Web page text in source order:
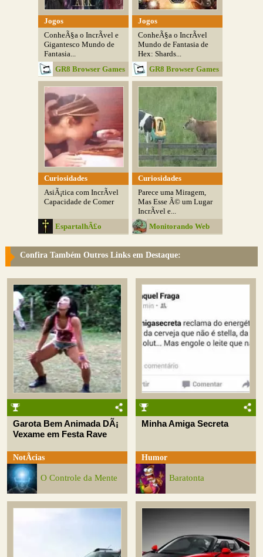
Jogos
ConheÃ§a o IncrÃ­vel e
Gigantesco Mundo de
Fantasia...
GR8 Browser Games
Jogos
ConheÃ§a o IncrÃ­vel
Mundo de Fantasia de
Hex: Shards...
GR8 Browser Games
Curiosidades
AsiÃ¡tica com IncrÃ­vel
Capacidade de Comer
EspartalhÃ£o
Curiosidades
Parece uma Miragem,
Mas Esse Ã© um Lugar
IncrÃ­vel e...
Monitorando Web
Confira Também Outros Links em Destaque:
Garota Bem Animada DÃ¡
Vexame em Festa Rave
NotÃ­cias
O Controle da Mente
Minha Amiga Secreta
Humor
Baratonta